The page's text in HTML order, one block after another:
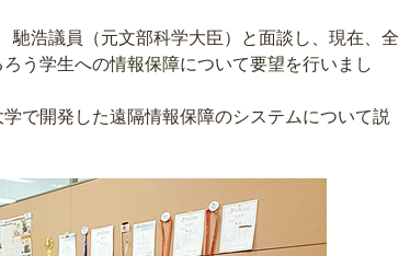
浩議員（元文部科学大臣）と面談し、現在、全
う学生への情報保障について要望を行いまし
で開発した遠隔情報保障のシステムについて説